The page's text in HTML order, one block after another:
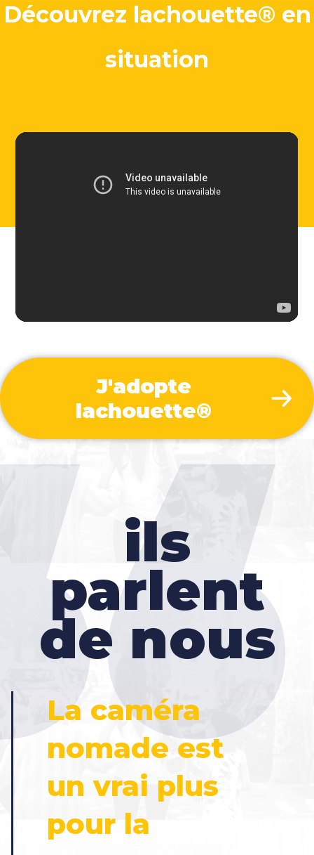
Découvrez lachouette® en
situation
J'adopte
lachouette®
ils
parlent
de nous
La caméra
nomade est
un vrai plus
pour la